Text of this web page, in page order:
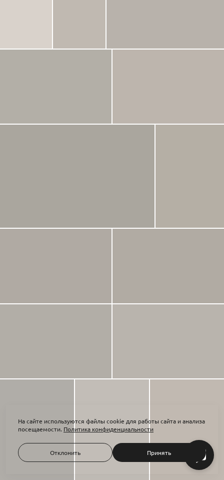
На сайте используются файлы cookie для работы сайта и анализа
посещаемости. Политика конфиденциальности
Отклонить Принять